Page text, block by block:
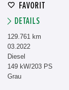
FAVORIT
DETAILS
129.761 km
03.2022
Diesel
149 kW/203 PS
Grau